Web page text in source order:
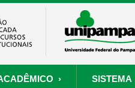
› SISTEMA